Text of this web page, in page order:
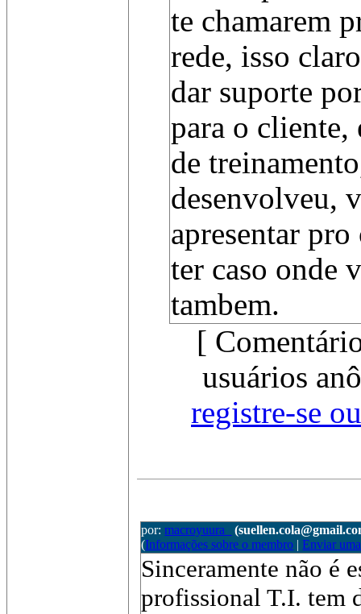
te chamarem
rede, isso
dar suporte
para o cliente,
de
desenvolveu,
apresentar
ter caso onde
tambem.
[
usuários
registre-se
por:macroyuura_
(Informações sobre o membro |Enviar
Sinceramente não é
profissional T.I. tem